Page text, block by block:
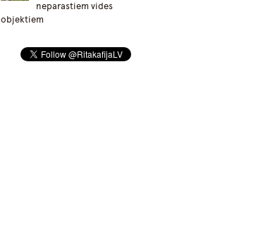
neparastiem vides
objektiem